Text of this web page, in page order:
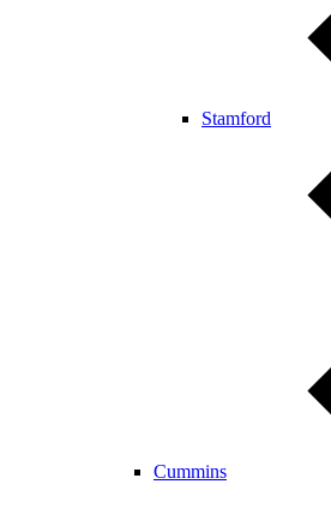
Stamford
Cummins